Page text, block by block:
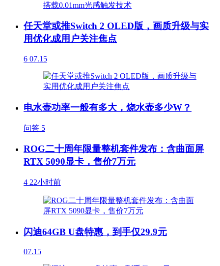
任天堂或推Switch 2 OLED版，画质升级与实
用优化成用户关注焦点
6 07.15
电水壶功率一般有多大，烧水壶多少W？
问答 5
ROG二十周年限量整机套件发布：含曲面屏
RTX 5090显卡，售价7万元
4 22小时前
闪迪64GB U盘特惠，到手仅29.9元
07.15